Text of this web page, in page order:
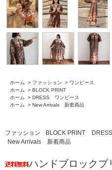
ホーム > ファッション > ワンピース
ホーム
> BLOCK PRINT
ホーム
> DRESS ワンピース
ホーム
> New Arrivals 新着商品
ファッション BLOCK PRINT
New Arrivals 新着商品
ハンドブロックプ